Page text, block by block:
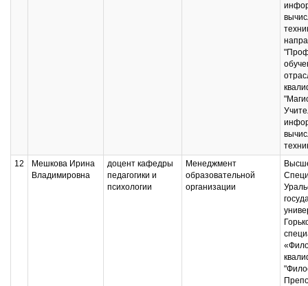
12
Мешкова Ирина
Владимировна
доцент кафедры
педагогики и
психологии
Менеджмент
образовательной
организации